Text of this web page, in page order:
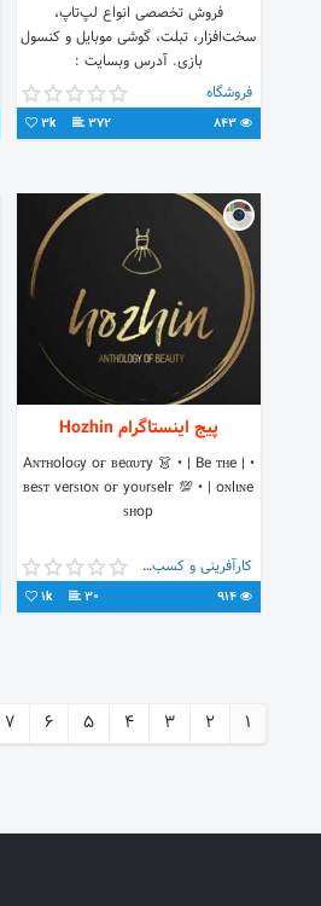
فروش تخصصی انواع لپ‌تاپ،
سخت‌افزار، تبلت، گوشی موبایل و کنسول
بازی. آدرس وبسایت :
www.ttrasta.com
فروشگاه
843
372
3k
پیج اینستاگرام Hozhin
• | Aɴтнoloɢy oғ вeαυтy 👗 • | Be тнe
вeѕт verѕιoɴ oғ yoυrѕelғ 💯 • | oɴlιɴe
ѕнop
کارآفرینی و کسب و کار
914
30
1k
1
2
3
4
5
6
7